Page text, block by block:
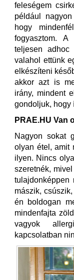
feleségem
például
hogy
fogyasztom.
teljesen adhoc
valahol ettünk
elkészíteni
akkor azt is
irány, mindent
gondoljuk, hogy
PRAE.HU Van
Nagyon sokat
olyan étel, amit
ilyen. Nincs
szeretnék,
tulajdonképpen
mászik,
én boldogan
mindenfajta
vagyok
kapcsolatban